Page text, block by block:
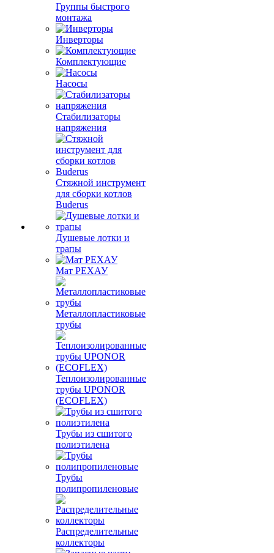
Группы быстрого
монтажа
Инверторы
Комплектующие
Насосы
Стабилизаторы
напряжения
Стяжной инструмент
для сборки котлов
Buderus
Душевые лотки и
трапы
Мат РЕХАУ
Металлопластиковые
трубы
Теплоизолированные
трубы UPONOR
(ECOFLEX)
Трубы из сшитого
полиэтилена
Трубы
полипропиленовые
Распределительные
коллекторы